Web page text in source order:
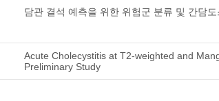
담관 결석 예측을 위한 위험군 분류 및 간담
Acute Cholecystitis at T2-weighted and
Preliminary Study